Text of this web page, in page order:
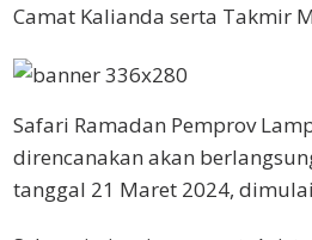
Camat Kalianda serta Takmir
Safari Ramadan Pemprov
direncanakan akan
tanggal 21 Maret 2024,